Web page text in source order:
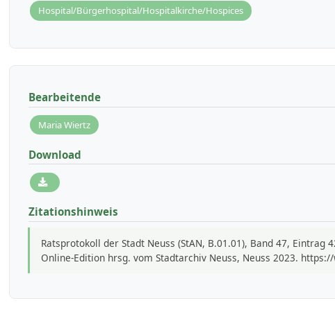
Hospital/Bürgerhospital/Hospitalkirche/Hospices
Bearbeitende
Maria Wiertz
Download
Zitationshinweis
Ratsprotokoll der Stadt Neuss (StAN, B.01.01), Band 47,
Online-Edition hrsg. vom Stadtarchiv Neuss, Neuss 2023.